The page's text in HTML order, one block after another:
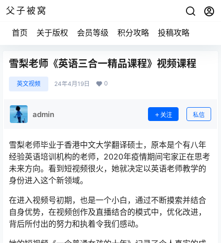
父子被窝
首页 关于版权 会员等级 积分攻略 投稿攻略
雪梨老师《英语三合一精品课程》视频课程
英文视频 24年4月19日 0
admin 关注 私信
雪梨老师毕业于香港中文大学翻译硕士，原本是个有八年
经验英语培训机构的老师，2020年疫情期间宅家正在思考
未来方向。看到短视频很火，她就决定以英语老师教学的
身份进入这个新领域。
在进入视频号初期，也是一个小白，通过不断摸索并结合
自身优势，在视频创作及直播结合的模式中，优化改进，
背后所付出的努力和执着令我们感动。